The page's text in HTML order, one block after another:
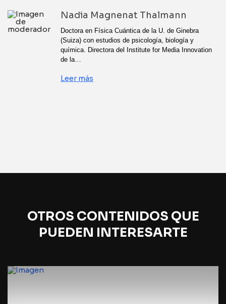
Nadia Magnenat Thalmann
Doctora en Física Cuántica de la U. de Ginebra
(Suiza) con estudios de psicología, biología y
química. Directora del Institute for Media Innovation
de la…
Leer más
OTROS CONTENIDOS QUE
PUEDEN INTERESARTE